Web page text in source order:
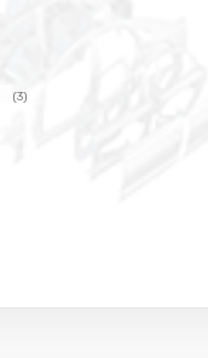
(3)